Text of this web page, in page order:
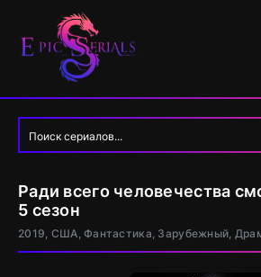
Ради всего человечества
5 сезон
2019, США, Фантастика, Зарубежный,